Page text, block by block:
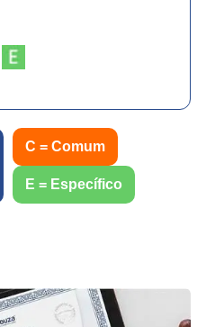
h.
C = Comum
E = Específico